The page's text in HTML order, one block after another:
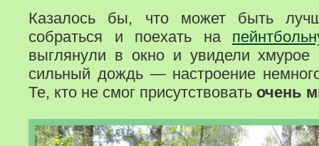
Казалось бы, что может быть
собраться и поехать на
выглянули в окно и увидели
сильный дождь — настроение
Те, кто не смог присутствовать очень